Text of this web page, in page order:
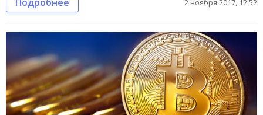
2 ноября 2017, 12:52